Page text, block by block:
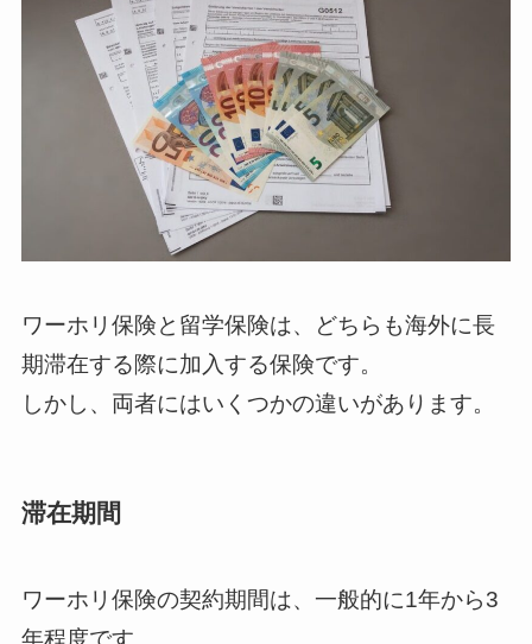
ワーホリ保険と留学保険は、どちらも海外に長
期滞在する際に加入する保険です。
しかし、両者にはいくつかの違いがあります。
滞在期間
ワーホリ保険の契約期間は、一般的に1年から3
年程度です。